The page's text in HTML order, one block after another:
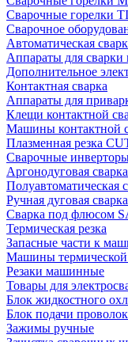
Сварочные горелки
Сварочное
Автоматическая
Аппараты для сварки
Дополнительное
Контактная сварка
Аппараты для
Клещи контактной
Машины контактной
Плазменная резка
Сварочные
Аргонодуговая
Полуавтоматическая
Ручная дуговая
Сварка под флюсом
Термическая резка
Запасные части к
Машины термической
Резаки машинные
Товары для
Блок жидкостного
Блок подачи
Зажимы ручные